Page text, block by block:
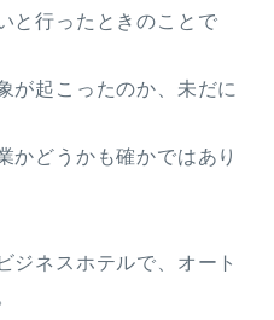
と行ったときのことで
が起こったのか、未だに
かどうかも確かではあり
ジネスホテルで、オート